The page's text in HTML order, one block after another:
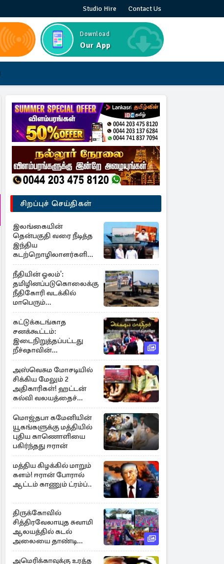
Studio Hire Contact Us
Download
Our App
சிறப்புச் செய்திகள்
இலங்கையின்
தென்பகுதி வரை நீடித்த
இந்திய
கடற்றொழிலாளர்களின்
ஊடுருவல்
நீதியின் ஓலம்':
தமிழினப்படுகொலைக்கு
நீதிகோரி வடக்கில்
மாபெரும்
கவனயீர்ப்புப்போராட்டம்
கட்டுக்கடங்காத
சனக்கூட்டம்:
இடைநிறுத்தப்பட்டது
றீச்ஷாவின்
உணவுத்திருவிழா!
அஸ்வெசும மோசடியில்
சிக்கிய மேலும் 2
அதிகாரிகள்! ஹட்டன்
கல்வி வலயத்தைச்
சேர்ந்த 6 ஆசிரியர்கள்
குறித்து விசாரணை
மொஜ்தபா கமேனியின்
யூகங்களுக்கு மத்தியில்
புதிய காணொளியை
பகிர்ந்தது ஈரான்
மத்திய கிழக்கில் மாறும்
களம்! ஈரான் போரால்
ஆட்டம் காணும் ட்ரம்ப்..
திருக்கோவில்
சித்திரவேலாயுத சுவாமி
ஆலயத்தில் கடல்
அலையை தாண்டி
ஒலித்த மாணவர்களின்
கால் சலங்கை ஓசை
அமெரிக்காவுக்கு உரத்த